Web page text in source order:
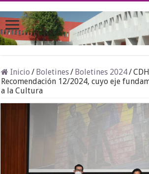
Inicio / Boletines/ Boletines 2024/
Recomendación 12/2024, cuyo eje
a la Cultura